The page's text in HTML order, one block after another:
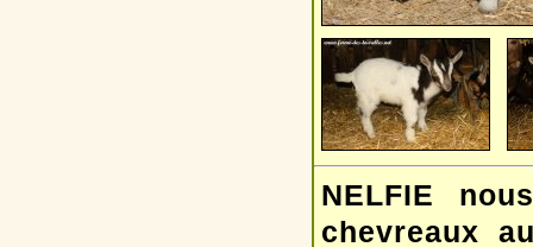
NELFIE
chevreaux